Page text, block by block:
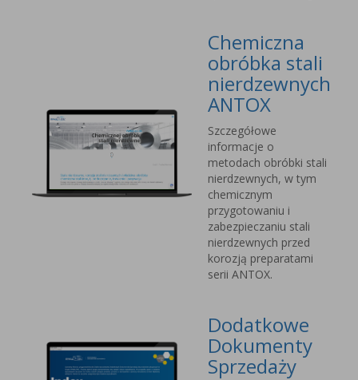
Chemiczna
obróbka stali
nierdzewnych
ANTOX
Szczegółowe
informacje o
metodach obróbki stali
nierdzewnych, w tym
chemicznym
przygotowaniu i
zabezpieczaniu stali
nierdzewnych przed
korozją preparatami
serii ANTOX.
Dodatkowe
Dokumenty
Sprzedaży